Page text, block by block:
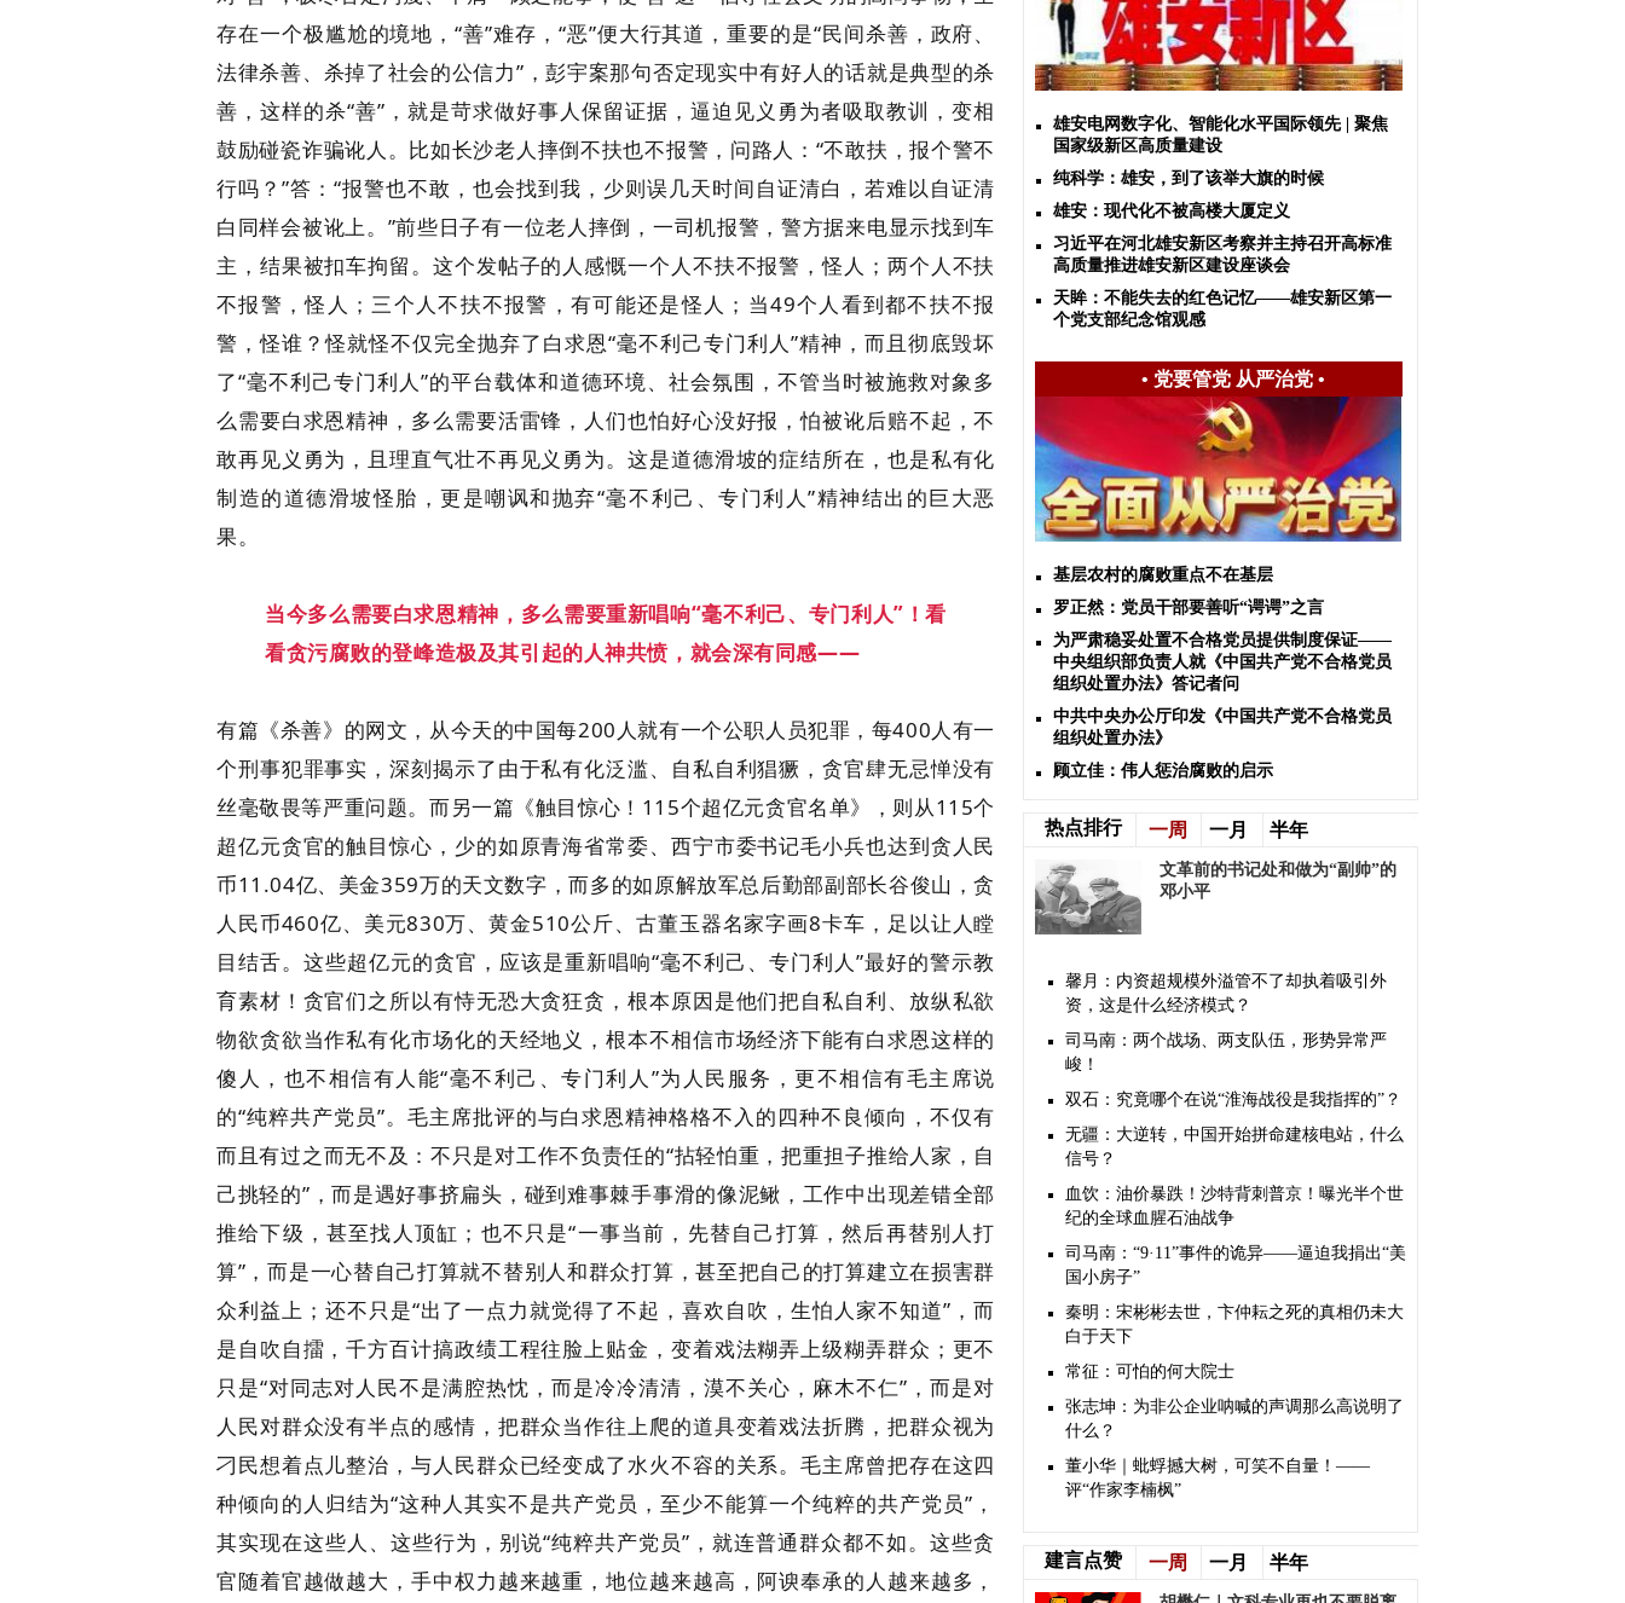
存在一个极尴尬的境地，“善”难存，“恶”便大行其道，重要的是“民间杀善，政府、
法律杀善、杀掉了社会的公信力”，彭宇案那句否定现实中有好人的话就是典型的杀
善，这样的杀“善”，就是苛求做好事人保留证据，逼迫见义勇为者吸取教训，变相
鼓励碰瓷诈骗讹人。比如长沙老人摔倒不扶也不报警，问路人：“不敢扶，报个警不
行吗？”答：“报警也不敢，也会找到我，少则误几天时间自证清白，若难以自证清
白同样会被讹上。”前些日子有一位老人摔倒，一司机报警，警方据来电显示找到车
主，结果被扣车拘留。这个发帖子的人感慨一个人不扶不报警，怪人；两个人不扶
不报警，怪人；三个人不扶不报警，有可能还是怪人；当49个人看到都不扶不报
警，怪谁？怪就怪不仅完全抛弃了白求恩“毫不利己专门利人”精神，而且彻底毁坏
了“毫不利己专门利人”的平台载体和道德环境、社会氛围，不管当时被施救对象多
么需要白求恩精神，多么需要活雷锋，人们也怕好心没好报，怕被讹后赔不起，不
敢再见义勇为，且理直气壮不再见义勇为。这是道德滑坡的症结所在，也是私有化
制造的道德滑坡怪胎，更是嘲讽和抛弃“毫不利己、专门利人”精神结出的巨大恶
果。
当今多么需要白求恩精神，多么需要重新唱响“毫不利己、专门利人”！看
看贪污腐败的登峰造极及其引起的人神共愤，就会深有同感——
有篇《杀善》的网文，从今天的中国每200人就有一个公职人员犯罪，每400人有一
个刑事犯罪事实，深刻揭示了由于私有化泛滥、自私自利猖獗，贪官肆无忌惮没有
丝毫敬畏等严重问题。而另一篇《触目惊心！115个超亿元贪官名单》，则从115个
超亿元贪官的触目惊心，少的如原青海省常委、西宁市委书记毛小兵也达到贪人民
币11.04亿、美金359万的天文数字，而多的如原解放军总后勤部副部长谷俊山，贪
人民币460亿、美元830万、黄金510公斤、古董玉器名家字画8卡车，足以让人瞠
目结舌。这些超亿元的贪官，应该是重新唱响“毫不利己、专门利人”最好的警示教
育素材！贪官们之所以有恃无恐大贪狂贪，根本原因是他们把自私自利、放纵私欲
物欲贪欲当作私有化市场化的天经地义，根本不相信市场经济下能有白求恩这样的
傻人，也不相信有人能“毫不利己、专门利人”为人民服务，更不相信有毛主席说
的“纯粹共产党员”。毛主席批评的与白求恩精神格格不入的四种不良倾向，不仅有
而且有过之而无不及：不只是对工作不负责任的“拈轻怕重，把重担子推给人家，自
己挑轻的”，而是遇好事挤扁头，碰到难事棘手事滑的像泥鳅，工作中出现差错全部
推给下级，甚至找人顶缸；也不只是“一事当前，先替自己打算，然后再替别人打
算”，而是一心替自己打算就不替别人和群众打算，甚至把自己的打算建立在损害群
众利益上；还不只是“出了一点力就觉得了不起，喜欢自吹，生怕人家不知道”，而
是自吹自擂，千方百计搞政绩工程往脸上贴金，变着戏法糊弄上级糊弄群众；更不
只是“对同志对人民不是满腔热忱，而是冷冷清清，漠不关心，麻木不仁”，而是对
人民对群众没有半点的感情，把群众当作往上爬的道具变着戏法折腾，把群众视为
刁民想着点儿整治，与人民群众已经变成了水火不容的关系。毛主席曾把存在这四
种倾向的人归结为“这种人其实不是共产党员，至少不能算一个纯粹的共产党员”，
其实现在这些人、这些行为，别说“纯粹共产党员”，就连普通群众都不如。这些贪
官随着官越做越大，手中权力越来越重，地位越来越高，阿谀奉承的人越来越多，
雄安电网数字化、智能化水平国际领先 | 聚焦
国家级新区高质量建设
纯科学：雄安，到了该举大旗的时候
雄安：现代化不被高楼大厦定义
习近平在河北雄安新区考察并主持召开高标准
高质量推进雄安新区建设座谈会
天眸：不能失去的红色记忆——雄安新区第一
个党支部纪念馆观感
• 党要管党 从严治党•
基层农村的腐败重点不在基层
罗正然：党员干部要善听“谔谔”之言
为严肃稳妥处置不合格党员提供制度保证——
中央组织部负责人就《中国共产党不合格党员
组织处置办法》答记者问
中共中央办公厅印发《中国共产党不合格党员
组织处置办法》
顾立佳：伟人惩治腐败的启示
热点排行 一周 一月 半年
文革前的书记处和做为“副帅”的
邓小平
馨月：内资超规模外溢管不了却执着吸引外
资，这是什么经济模式？
司马南：两个战场、两支队伍，形势异常严
峻！
双石：​究竟哪个在说“淮海战役是我指挥的”？
无疆：大逆转，中国开始拼命建核电站，什么
信号？
血饮：油价暴跌！沙特背刺普京！曝光半个世
纪的全球血腥石油战争
司马南：“9·11”事件的诡异——逼迫我捐出“美
国小房子”
秦明：宋彬彬去世，卞仲耘之死的真相仍未大
白于天下
常征：可怕的何大院士
张志坤：为非公企业呐喊的声调那么高说明了
什么？
董小华｜蚍蜉撼大树，可笑不自量！——
评“作家李楠枫”
建言点赞 一周 一月 半年